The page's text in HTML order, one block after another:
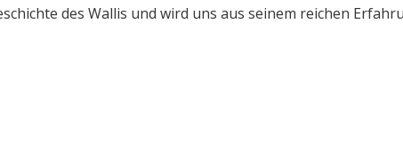
des Wallis und wird uns aus seinem reichen